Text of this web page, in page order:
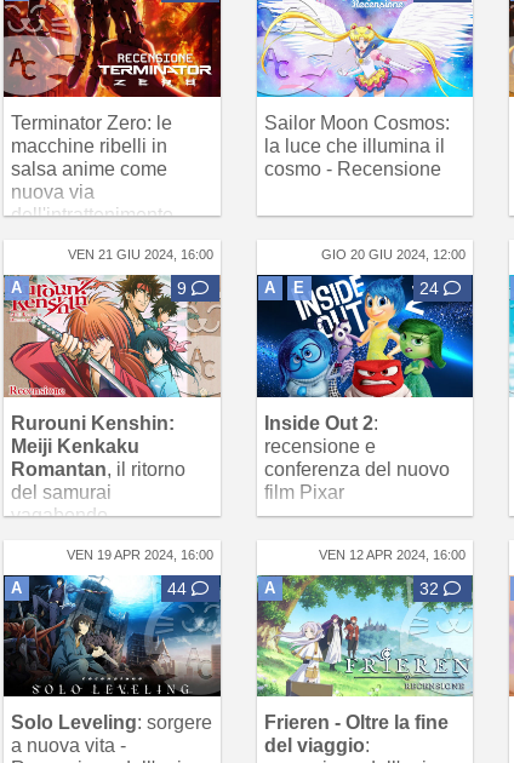
Terminator Zero: le
macchine ribelli in
salsa anime come
nuova via
dell'intrattenimento
Sailor Moon Cosmos:
la luce che illumina il
cosmo - Recensione
VEN 21 GIU 2024, 16:00
A 9
Rurouni Kenshin:
Meiji Kenkaku
Romantan, il ritorno
del samurai
vagabondo.
GIO 20 GIU 2024, 12:00
A E 24
Inside Out 2:
recensione e
conferenza del nuovo
film Pixar
VEN 19 APR 2024, 16:00
A 44
Solo Leveling: sorgere
a nuova vita -
VEN 12 APR 2024, 16:00
A 32
Frieren - Oltre la fine
del viaggio: